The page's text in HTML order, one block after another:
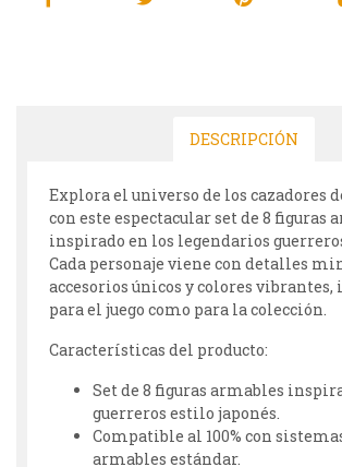
DESCRIPCIÓN
Explora el universo de los cazadores
con este espectacular set de 8 figuras
inspirado en los legendarios
Cada personaje viene con detalles
accesorios únicos y colores vibrantes,
para el juego como para la colección.
Características del producto:
Set de 8 figuras armables
guerreros estilo japonés.
Compatible al 100% con
armables estándar.